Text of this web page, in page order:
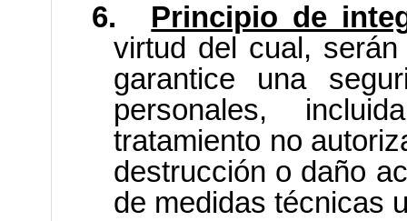
6.
Principio de
virtud del cual,
garantice una
personales,
tratamiento no
destrucción o daño
de medidas técnicas